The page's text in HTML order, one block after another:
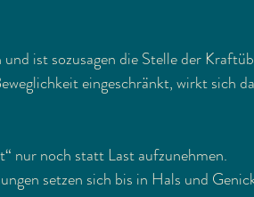
ist sozusagen die Stelle der
eingeschränkt, wirkt sich
nur noch statt Last aufzunehmen.
setzen sich bis in Hals und